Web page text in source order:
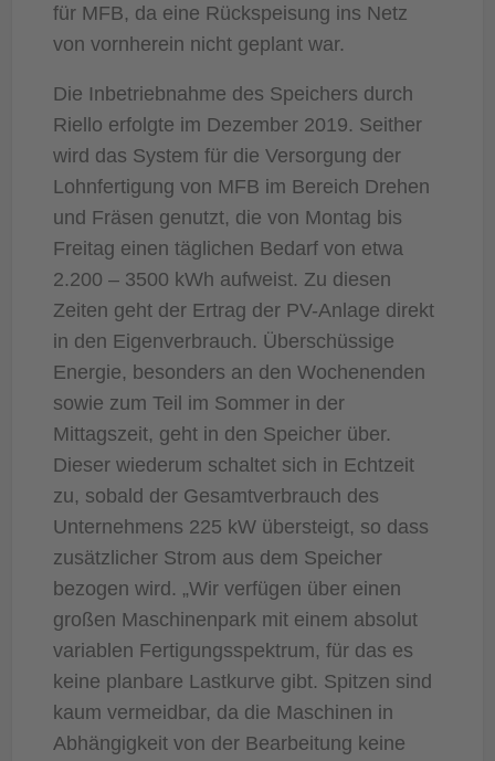
für MFB, da eine Rückspeisung ins Netz
von vornherein nicht geplant war.
Die Inbetriebnahme des Speichers durch
Riello erfolgte im Dezember 2019. Seither
wird das System für die Versorgung der
Lohnfertigung von MFB im Bereich Drehen
und Fräsen genutzt, die von Montag bis
Freitag einen täglichen Bedarf von etwa
2.200 – 3500 kWh aufweist. Zu diesen
Zeiten geht der Ertrag der PV-Anlage direkt
in den Eigenverbrauch. Überschüssige
Energie, besonders an den Wochenenden
sowie zum Teil im Sommer in der
Mittagszeit, geht in den Speicher über.
Dieser wiederum schaltet sich in Echtzeit
zu, sobald der Gesamtverbrauch des
Unternehmens 225 kW übersteigt, so dass
zusätzlicher Strom aus dem Speicher
bezogen wird. „Wir verfügen über einen
großen Maschinenpark mit einem absolut
variablen Fertigungsspektrum, für das es
keine planbare Lastkurve gibt. Spitzen sind
kaum vermeidbar, da die Maschinen in
Abhängigkeit von der Bearbeitung keine